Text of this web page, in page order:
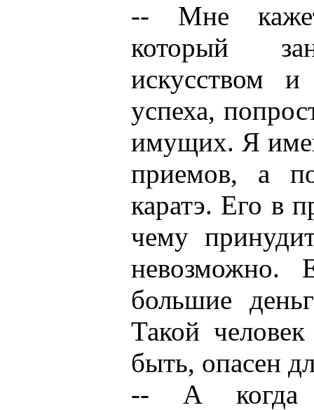
-- Мне
который
искусством
успеха,
имущих. Я
приемов, а
каратэ. Его в
чему
невозможно.
большие
Такой
быть, опасен
-- А когда